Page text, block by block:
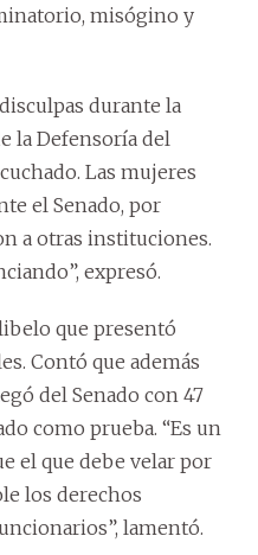
misógino y
durante la
la Defensoría del
Las mujeres
el Senado, por
a otras instituciones.
expresó.
que presentó
Contó que además
del Senado con 47
como prueba. “Es un
el que debe velar por
los derechos
lamentó.